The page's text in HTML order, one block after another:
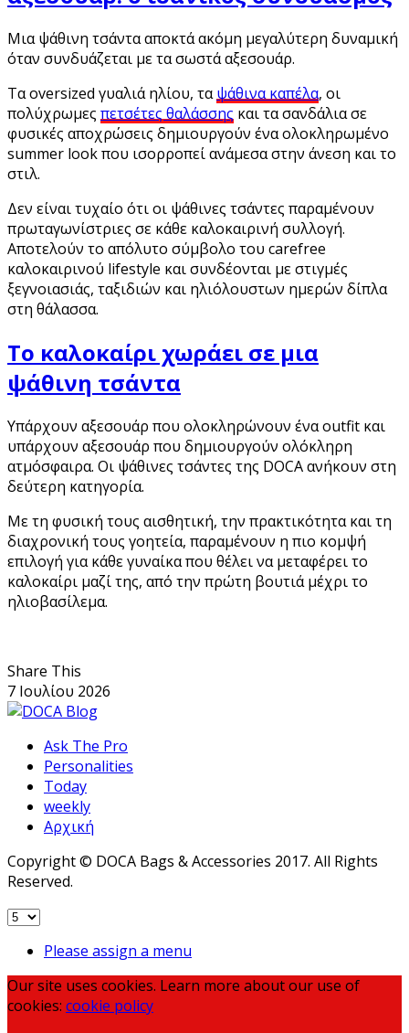
Μια ψάθινη τσάντα αποκτά ακόμη μεγαλύτερη δυναμική
όταν συνδυάζεται με τα σωστά αξεσουάρ.
Τα oversized γυαλιά ηλίου, ταψάθινα καπέλα, οι
πολύχρωμες πετσέτες θαλάσσης και τα σανδάλια σε
φυσικές αποχρώσεις δημιουργούν ένα ολοκληρωμένο
summer look που ισορροπεί ανάμεσα στην άνεση και το
στιλ.
Δεν είναι τυχαίο ότι οι ψάθινες τσάντες παραμένουν
πρωταγωνίστριες σε κάθε καλοκαιρινή συλλογή.
Αποτελούν το απόλυτο σύμβολο του carefree
καλοκαιρινού lifestyle και συνδέονται με στιγμές
ξεγνοιασιάς, ταξιδιών και ηλιόλουστων ημερών δίπλα
στη θάλασσα.
Το καλοκαίρι χωράει σε μια
ψάθινη τσάντα
Υπάρχουν αξεσουάρ που ολοκληρώνουν ένα outfit και
υπάρχουν αξεσουάρ που δημιουργούν ολόκληρη
ατμόσφαιρα. Οι ψάθινες τσάντες της DOCA ανήκουν στη
δεύτερη κατηγορία.
Με τη φυσική τους αισθητική, την πρακτικότητα και τη
διαχρονική τους γοητεία, παραμένουν η πιο κομψή
επιλογή για κάθε γυναίκα που θέλει να μεταφέρει το
καλοκαίρι μαζί της, από την πρώτη βουτιά μέχρι το
ηλιοβασίλεμα.
Share This
7 Ιουλίου 2026
Ask The Pro
Personalities
Today
weekly
Αρχική
Copyright © DOCA Bags & Accessories 2017. All Rights
Reserved.
Please assign a menu
Our site uses cookies. Learn more about our use of
cookies: cookie policy